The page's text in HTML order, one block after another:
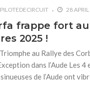
PILOTEDECIRCUIT 28
frappe fort au
2025 !
au Rallye des
dans l’Aude Les
de l’Aude ont